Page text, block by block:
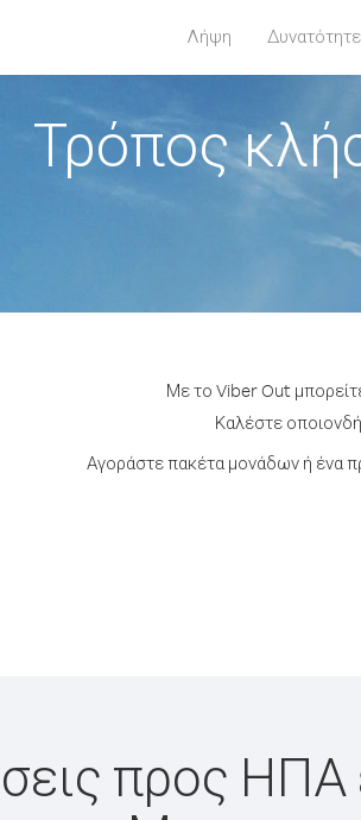
Λήψη
Τρόπος
Με το Viber Out
Καλέστε
Αγοράστε πακέτα μονάδων ή ένα
προς ΗΠΑ